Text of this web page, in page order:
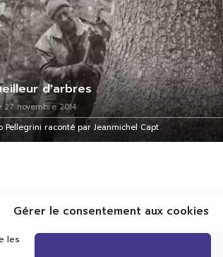
Gérer le consentement aux cookies
les
d'arbres
27 novembre 2014
Pellegrini raconté par Jeanmichel Capt